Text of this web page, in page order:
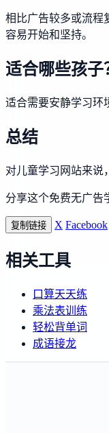
相比广告较多或流程
容易开始和坚持。
适合哪些孩子
适合需要安静学习环
总结
对儿童学习网站来说
分享这个免费无广告
复制链接 X Facebook
相关工具
口算天天练
乘法表训练
轻松背单词
成语接龙